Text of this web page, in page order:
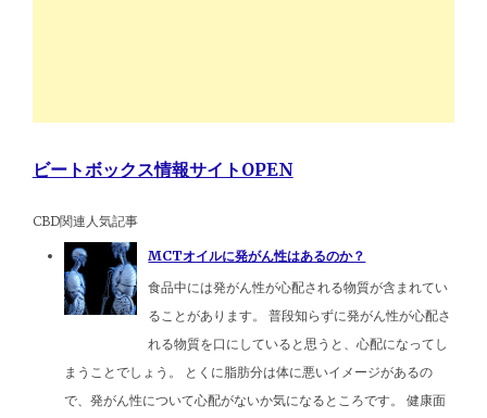
ビートボックス情報サイトOPEN
CBD関連人気記事
MCTオイルに発がん性はあるのか？
食品中には発がん性が心配される物質が含まれてい
ることがあります。 普段知らずに発がん性が心配さ
れる物質を口にしていると思うと、心配になってし
まうことでしょう。 とくに脂肪分は体に悪いイメージがあるの
で、発がん性について心配がないか気になるところです。 健康面